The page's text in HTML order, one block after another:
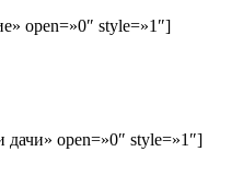
open=»0″ style=»1″]
open=»0″ style=»1″]